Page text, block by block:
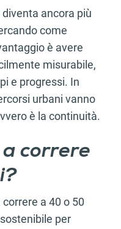
ancora più
come
è avere
misurabile,
e progressi. In
urbani vanno
è la continuità.
correre
a 40 o 50
per